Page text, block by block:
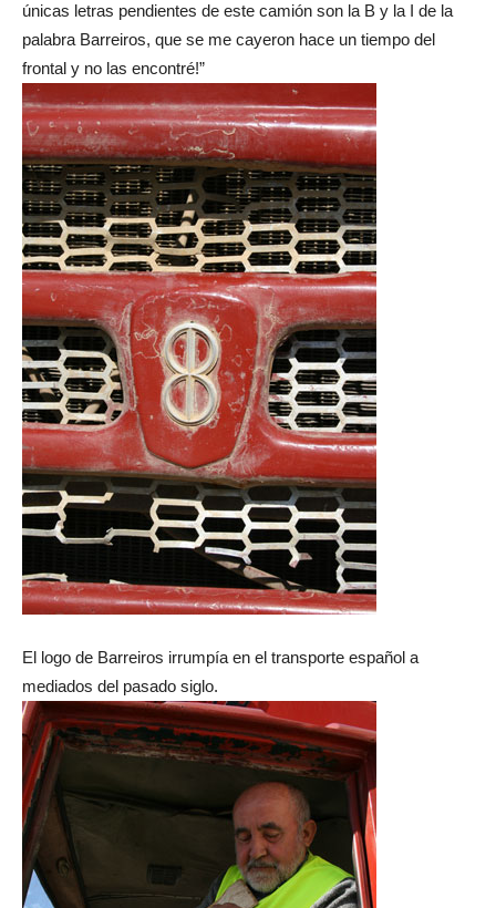
únicas letras pendientes de este camión son la B y la I de la
palabra Barreiros, que se me cayeron hace un tiempo del
frontal y no las encontré!”
El logo de Barreiros irrumpía en el transporte español a
mediados del pasado siglo.